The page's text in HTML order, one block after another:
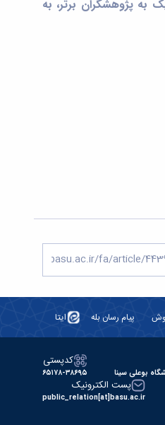
به پژوهشگران برتر، به
پیام رسان بله ایتا
بوعلی سینا
کدپستی
۶۵۱۷۸-۳۸۶۹۵
پست الکترونیک
public_relation[at]basu.ac.ir